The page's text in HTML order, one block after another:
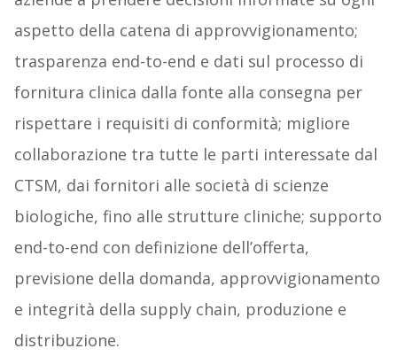
aspetto della catena di approvvigionamento;
trasparenza end-to-end e dati sul processo di
fornitura clinica dalla fonte alla consegna per
rispettare i requisiti di conformità; migliore
collaborazione tra tutte le parti interessate dal
CTSM, dai fornitori alle società di scienze
biologiche, fino alle strutture cliniche; supporto
end-to-end con definizione dell’offerta,
previsione della domanda, approvvigionamento
e integrità della supply chain, produzione e
distribuzione.